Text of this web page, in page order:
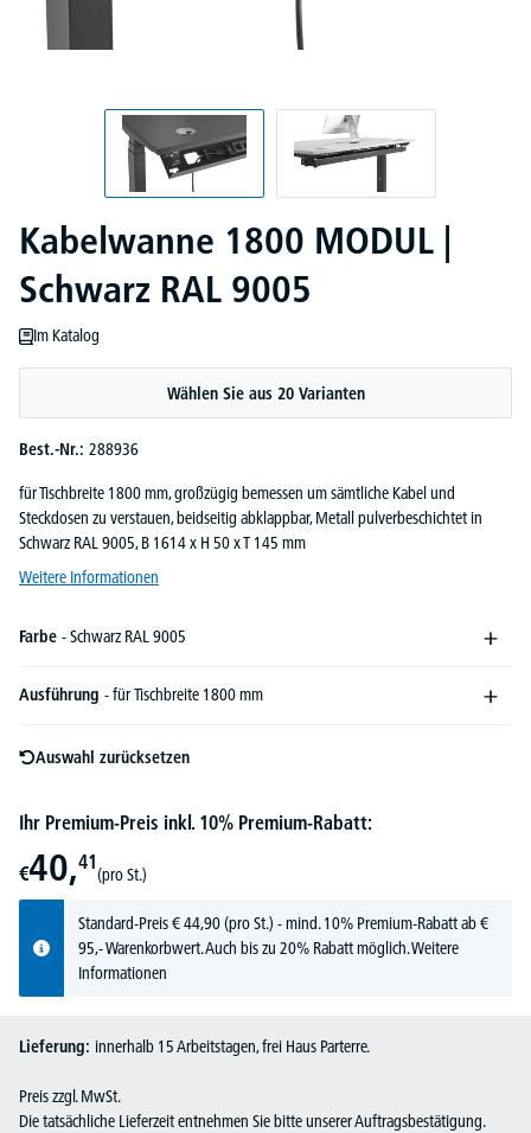
Kabelwanne 1800 MODUL |
Schwarz RAL 9005
Im Katalog
Wählen Sie aus 20 Varianten
Best.-Nr.: 288936
für Tischbreite 1800 mm, großzügig bemessen um sämtliche Kabel und
Steckdosen zu verstauen, beidseitig abklappbar, Metall pulverbeschichtet in
Schwarz RAL 9005, B 1614 x H 50 x T 145 mm
Weitere Informationen
Farbe - Schwarz RAL 9005
Ausführung - für Tischbreite 1800 mm
Auswahl zurücksetzen
Ihr Premium-Preis inkl. 10% Premium-Rabatt:
€40,41
(pro St.)
Standard-Preis€44,90(pro St.) - mind. 10% Premium-Rabatt ab €
95,- Warenkorbwert. Auch bis zu 20% Rabatt möglich.Weitere
Informationen
Lieferung: innerhalb 15 Arbeitstagen, frei Haus Parterre.
Preis zzgl. MwSt.
Die tatsächliche Lieferzeit entnehmen Sie bitte unserer Auftragsbestätigung.